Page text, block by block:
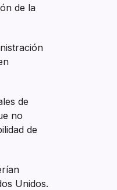
de la
de
no
de
Unidos.